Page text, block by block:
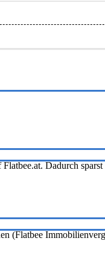
Dadurch
(Flatbee